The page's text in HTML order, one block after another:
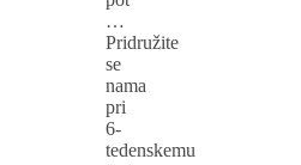
…
Pridružite
se
nama
pri
6-
tedenskemu